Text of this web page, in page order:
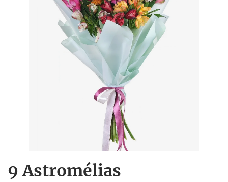
9 Astromélias